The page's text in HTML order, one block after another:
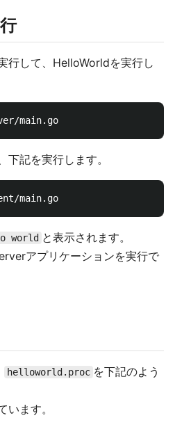
行して、HelloWorldを実行し
下記を実行します。
world と表示されます。
アプリケーションを実行で
helloworld.proc を下記のよう
います。